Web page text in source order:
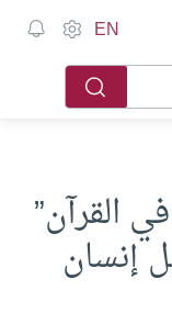
EN
القرآن”
إنسان